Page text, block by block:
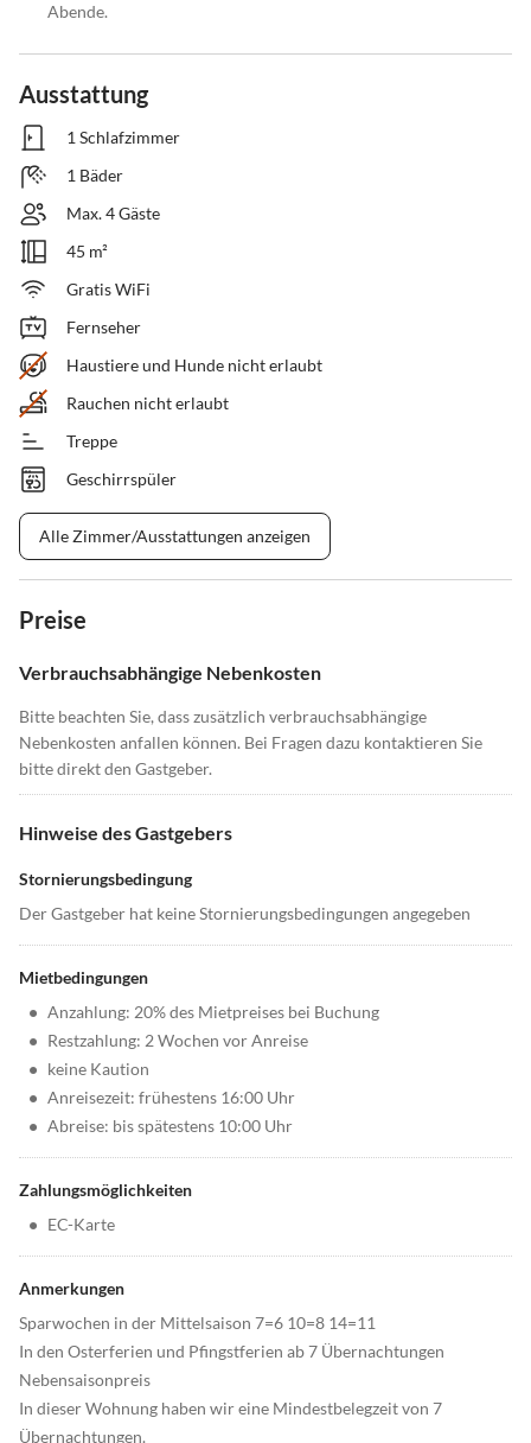
Abende.
Ausstattung
1 Schlafzimmer
1 Bäder
Max. 4 Gäste
45 m²
Gratis WiFi
Fernseher
Haustiere und Hunde nicht erlaubt
Rauchen nicht erlaubt
Treppe
Geschirrspüler
Alle Zimmer/Ausstattungen anzeigen
Preise
Verbrauchsabhängige Nebenkosten
Bitte beachten Sie, dass zusätzlich verbrauchsabhängige
Nebenkosten anfallen können. Bei Fragen dazu kontaktieren Sie
bitte direkt den Gastgeber.
Hinweise des Gastgebers
Stornierungsbedingung
Der Gastgeber hat keine Stornierungsbedingungen angegeben
Mietbedingungen
• Anzahlung: 20% des Mietpreises bei Buchung
• Restzahlung: 2 Wochen vor Anreise
• keine Kaution
• Anreisezeit: frühestens 16:00 Uhr
• Abreise: bis spätestens 10:00 Uhr
Zahlungsmöglichkeiten
• EC-Karte
Anmerkungen
Sparwochen in der Mittelsaison 7=6 10=8 14=11
In den Osterferien und Pfingstferien ab 7 Übernachtungen
Nebensaisonpreis
In dieser Wohnung haben wir eine Mindestbelegzeit von 7
Übernachtungen.